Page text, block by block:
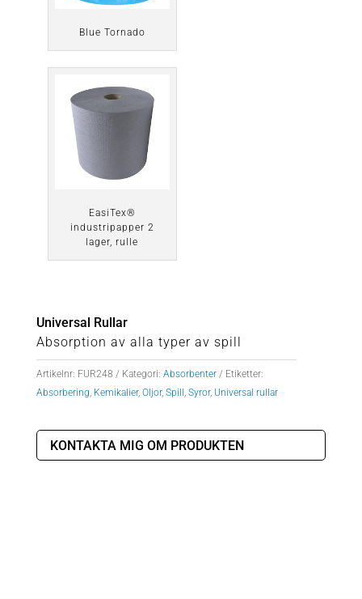
Blue Tornado
EasiTex®
industripapper 2
lager, rulle
Universal Rullar
Absorption av alla typer av spill
Artikelnr: FUR248 Kategori: Absorbenter
Etiketter:
Absorbering, Kemikalier, Oljor, Spill, Syror, Universal rullar
KONTAKTA MIG OM PRODUKTEN